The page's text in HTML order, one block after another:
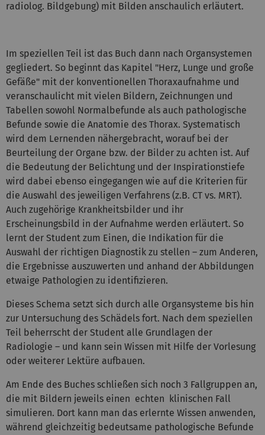
radiolog. Bildgebung) mit Bilden anschaulich erläutert.
Im speziellen Teil ist das Buch dann nach Organsystemen
gegliedert. So beginnt das Kapitel "Herz, Lunge und große
Gefäße" mit der konventionellen Thoraxaufnahme und
veranschaulicht mit vielen Bildern, Zeichnungen und
Tabellen sowohl Normalbefunde als auch pathologische
Befunde sowie die Anatomie des Thorax. Systematisch
wird dem Lernenden nähergebracht, worauf bei der
Beurteilung der Organe bzw. der Bilder zu achten ist. Auf
die Bedeutung der Belichtung und der Inspirationstiefe
wird dabei ebenso eingegangen wie auf die Kriterien für
die Auswahl des jeweiligen Verfahrens (z.B. CT vs. MRT).
Auch zugehörige Krankheitsbilder und ihr
Erscheinungsbild in der Aufnahme werden erläutert. So
lernt der Student zum Einen, die Indikation für die
Auswahl der richtigen Diagnostik zu stellen – zum Anderen,
die Ergebnisse auszuwerten und anhand der Abbildungen
etwaige Pathologien zu identifizieren.
Dieses Schema setzt sich durch alle Organsysteme bis hin
zur Untersuchung des Schädels fort. Nach dem speziellen
Teil beherrscht der Student alle Grundlagen der
Radiologie – und kann sein Wissen mit Hilfe der Vorlesung
oder weiterer Lektüre aufbauen.
Am Ende des Buches schließen sich noch 3 Fallgruppen an,
die mit Bildern jeweils einen echten klinischen Fall
simulieren. Dort kann man das erlernte Wissen anwenden,
während gleichzeitig bedeutsame pathologische Befunde